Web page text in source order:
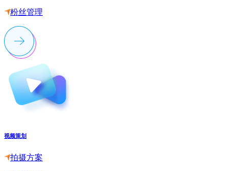
粉丝管理
视频策划
拍摄方案